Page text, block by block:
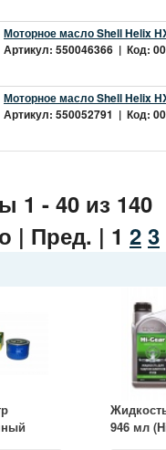
Моторное масло Shell Helix
Артикул: 550046366 | Код:
Моторное масло Shell Helix
Артикул: 550052791 | Код:
1 - 40 из 140
| Пред. | 1 2 3
946 мл